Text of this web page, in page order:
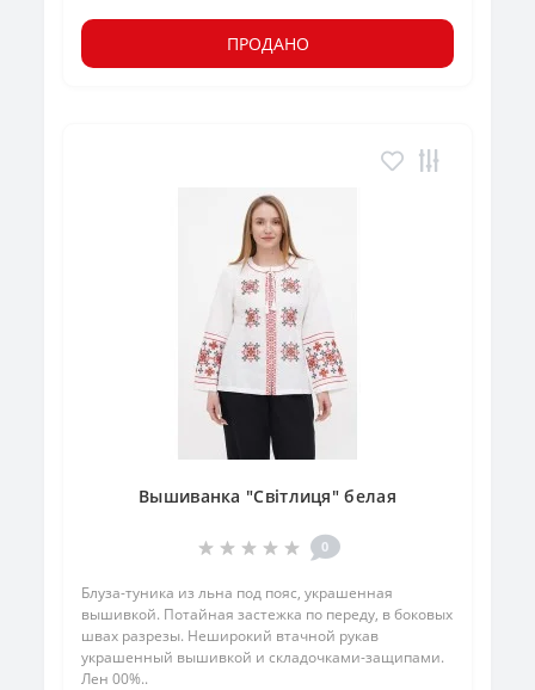
ПРОДАНО
Вышиванка "Світлиця" белая
0
Блуза-туника из льна под пояс, украшенная
вышивкой. Потайная застежка по переду, в боковых
швах разрезы. Неширокий втачной рукав
украшенный вышивкой и складочками-защипами.
Лен 00%..